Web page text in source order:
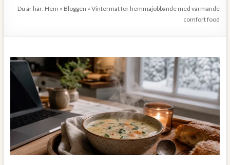
hälsa
Du är här: Hem » Bloggen »Vintermat för hemmajobbande med värmande
comfort food